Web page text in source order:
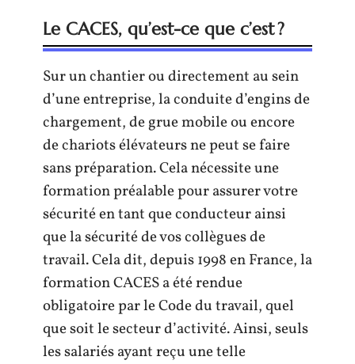
Le CACES, qu’est-ce que c’est ?
Sur un chantier ou directement au sein
d’une entreprise, la conduite d’engins de
chargement, de grue mobile ou encore
de chariots élévateurs ne peut se faire
sans préparation. Cela nécessite une
formation préalable pour assurer votre
sécurité en tant que conducteur ainsi
que la sécurité de vos collègues de
travail. Cela dit, depuis 1998 en France, la
formation CACES a été rendue
obligatoire par le Code du travail, quel
que soit le secteur d’activité. Ainsi, seuls
les salariés ayant reçu une telle